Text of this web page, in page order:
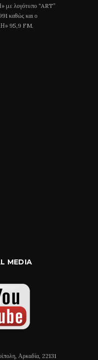
με λογότυπο “ART”
καθώς και ο
95,9 FM.
MEDIA
Αρκαδία, 22131